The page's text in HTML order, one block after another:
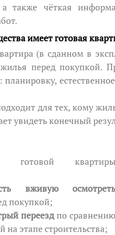
а также чёткая
имеет готовая
перед покупкой.
планировку,
для тех, кому
увидеть конечный
готовой квартиры
вживую осмотреть
покупкой;
переезд по сравнению
на этапе строительства;